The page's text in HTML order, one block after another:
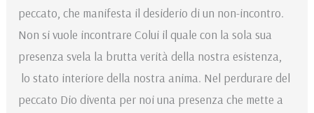
peccato, che manifesta il desiderio di un non-incontro.
Non si vuole incontrare Colui il quale con la sola sua
presenza svela la brutta verità della nostra esistenza,
lo stato interiore della nostra anima. Nel perdurare del
peccato Dio diventa per noi una presenza che mette a